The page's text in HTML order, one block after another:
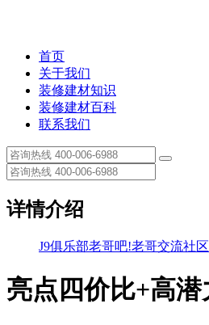
首页
关于我们
装修建材知识
装修建材百科
联系我们
详情介绍
J9俱乐部老哥吧!老哥交流社区
亮点四价比+高潜